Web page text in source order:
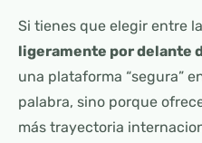
Si tienes que elegir entre
ligeramente por delante
una plataforma “segura”
palabra, sino porque
más trayectoria